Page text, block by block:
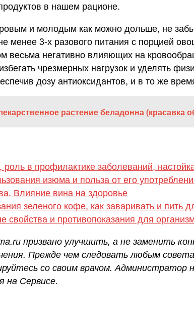
в нашем рационе.
и молодым как можно дольше, не
менее 3-х разового питания с порцией
весьма негативно влияющих на
чрезмерных нагрузок и уделять
дозу антиоксидантов, и в то же
растение беладонна (красавка
в профилактике заболеваний,
изюма и польза от его
Влияние вина на здоровье
зеленого кофе, как заваривать и пить
и противопоказания для
призвано улучшить, а не заменить
Прежде чем следовать любым
со своим врачом.
на Сервисе.